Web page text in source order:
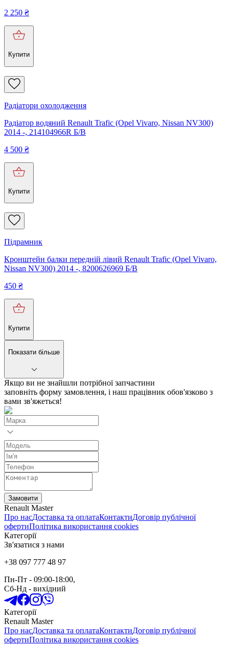
2 250 ₴
Купити
Радіатори охолодження
Радіатор водяний Renault Trafic (Opel Vivaro, Nissan NV300)
2014 -, 214104966R Б/В
4 500 ₴
Купити
Підрамник
Кронштейн балки передній лівий Renault Trafic (Opel Vivaro,
Nissan NV300) 2014 -, 8200626969 Б/В
450 ₴
Купити
Показати більше
Якщо ви не знайшли потрібної запчастини
заповніть форму замовлення, і наш працівник обов'язково з
вами зв'яжеться!
Замовити
Renault Master
Про насДоставка та оплатаКонтактиДоговір публічної
офертиПолітика використання cookies
Категорії
Зв'язатися з нами
+38 097 777 48 97
Пн-Пт - 09:00-18:00,
Сб-Нд - вихідний
Категорії
Renault Master
Про насДоставка та оплатаКонтактиДоговір публічної
офертиПолітика використання cookies